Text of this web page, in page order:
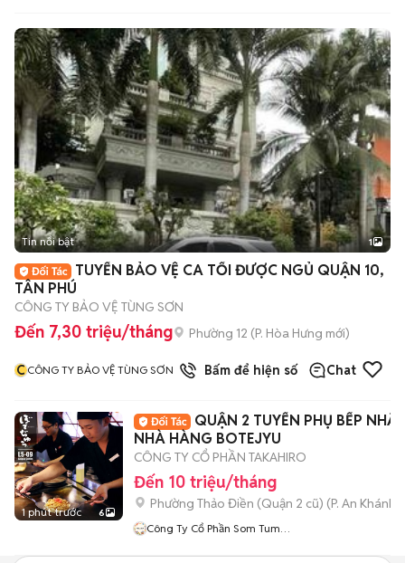
Tin nổi bật 1
TUYỂN BẢO VỆ CA TỐI ĐƯỢC NGỦ QUẬN 10,
TÂN PHÚ
CÔNG TY BẢO VỆ TÙNG SƠN
Đến 7,30 triệu/tháng Phường 12 (P. Hòa Hưng mới)
CCÔNG TY BẢO VỆ TÙNG SƠN Bấm để hiện số Chat
1 phút trước 6
QUẬN 2 TUYỂN PHỤ BẾP NHẬT
NHÀ HÀNG BOTEJYU
CÔNG TY CỔ PHẦN TAKAHIRO
Đến 10 triệu/tháng
Phường Thảo Điền (Quận 2 cũ) (P. An Khánh
Công Ty Cổ Phần Som Tum